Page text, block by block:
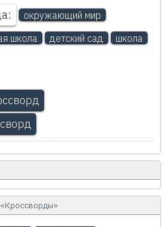
окружающий мир
школа детский сад
школа